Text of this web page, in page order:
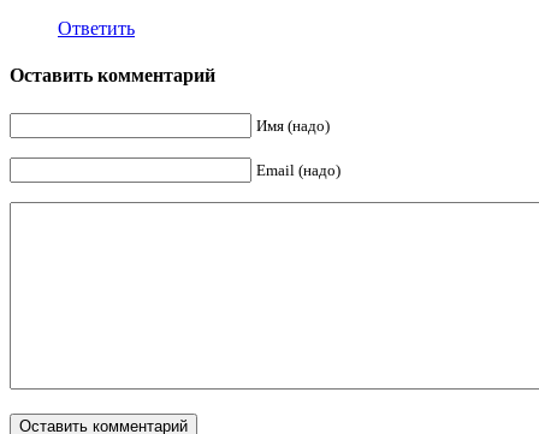
Ответить
Оставить комментарий
Имя (надо)
Email (надо)